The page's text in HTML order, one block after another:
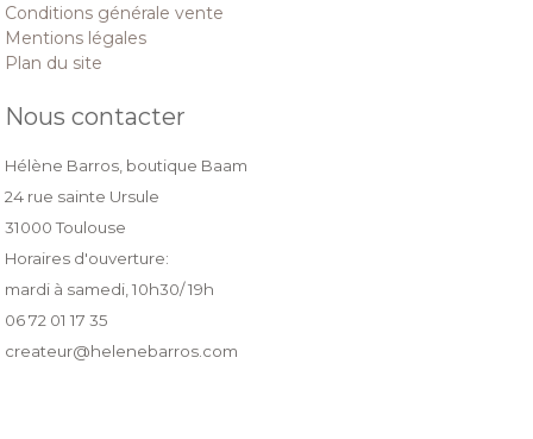
Conditions générale vente
Mentions légales
Plan du site
Nous contacter
Hélène Barros, boutique Baam
24 rue sainte Ursule
31000 Toulouse
Horaires d'ouverture:
mardi à samedi, 10h30/ 19h
06 72 01 17 35
createur@helenebarros.com